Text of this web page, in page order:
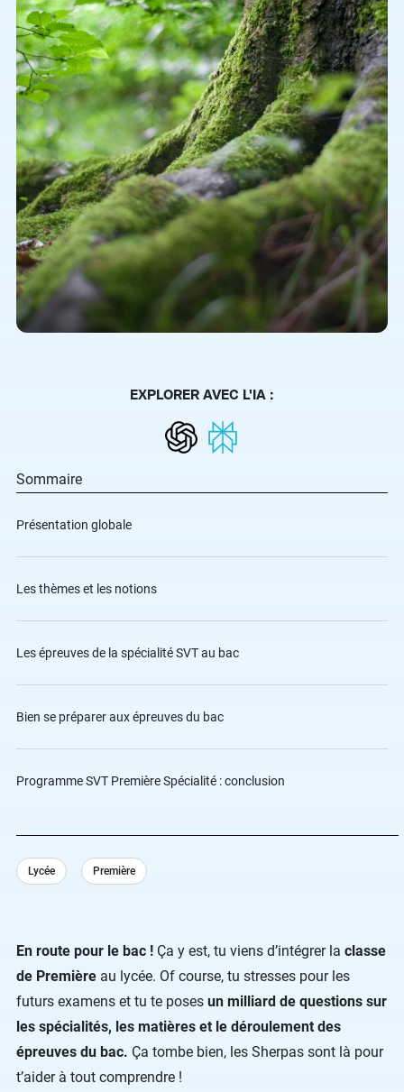
En route pour le bac ! Ça y est, tu viens d’intégrer la classe
de Première au lycée. Of course, tu stresses pour les
futurs examens et tu te poses un milliard de questions sur
les spécialités, les matières et le déroulement des
épreuves du bac. Ça tombe bien, les Sherpas sont là pour
t’aider à tout comprendre !
EXPLORER AVEC L'IA :
Sommaire
Présentation globale
Les thèmes et les notions
Les épreuves de la spécialité SVT au bac
Bien se préparer aux épreuves du bac
Programme SVT Première Spécialité : conclusion
Lycée Première